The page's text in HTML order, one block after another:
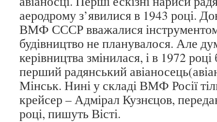
аеродрому з’явилися в 1943 році.
ВМФ СССР вважалися інструментом
будівництво не планувалося. Але
керівництва змінилася, і в 1972
перший радянський
Мінськ. Нині у складі ВМФ Росії
крейсер – Адмірал Кузнєцов,
році, пишуть Вісті.